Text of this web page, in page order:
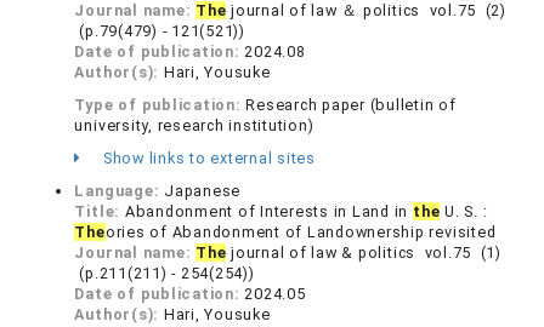
Journal name: The journal of law ＆ politics vol.75 (2)
(p.79(479) - 121(521))
Date of publication:2024.08
Author(s): Hari, Yousuke
Type of publication:Research paper (bulletin of
university, research institution)
Show links to external sites
Language: Japanese
Title: Abandonment of Interests in Land in the U. S. :
Theories of Abandonment of Landownership revisited
Journal name: The journal of law & politics vol.75 (1)
(p.211(211) - 254(254))
Date of publication:2024.05
Author(s): Hari, Yousuke